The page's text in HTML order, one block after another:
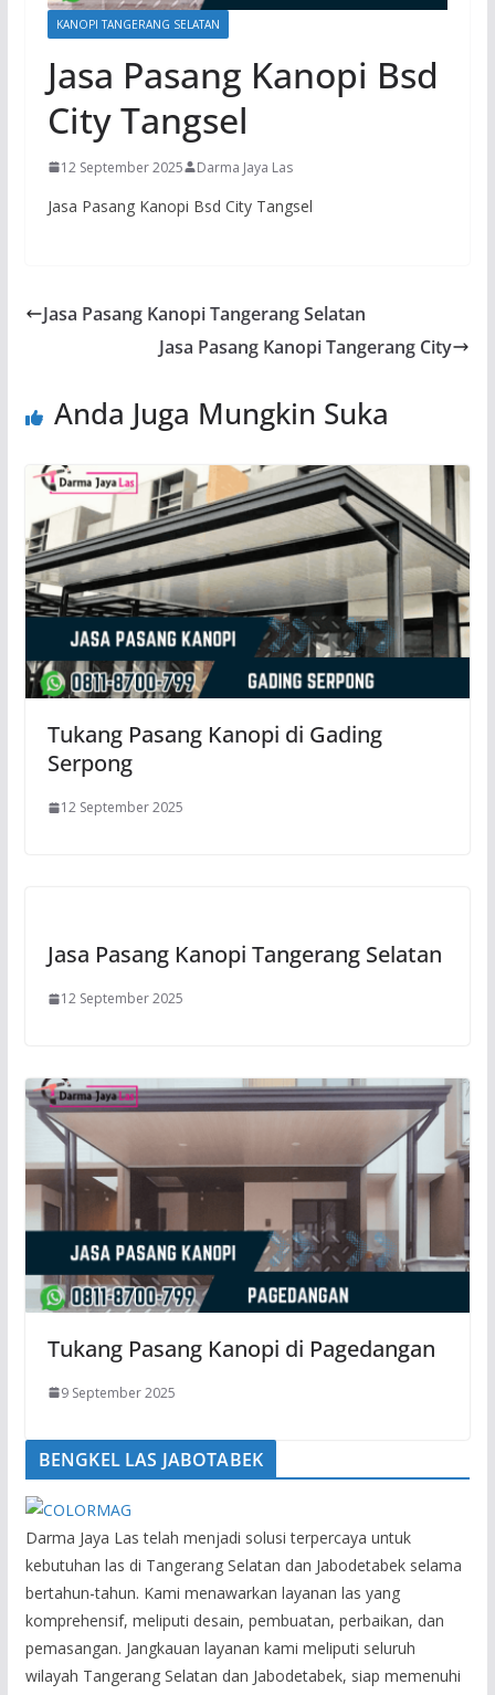
KANOPI TANGERANG SELATAN
Jasa Pasang Kanopi Bsd
City Tangsel
12 September 2025 Darma Jaya Las
Jasa Pasang Kanopi Bsd City Tangsel
Jasa Pasang Kanopi Tangerang Selatan
Jasa Pasang Kanopi Tangerang City
Anda Juga Mungkin Suka
Tukang Pasang Kanopi di Gading
Serpong
12 September 2025
Jasa Pasang Kanopi Tangerang Selatan
12 September 2025
Tukang Pasang Kanopi di Pagedangan
9 September 2025
BENGKEL LAS JABOTABEK
Darma Jaya Las telah menjadi solusi terpercaya untuk
kebutuhan las di Tangerang Selatan dan Jabodetabek selama
bertahun-tahun. Kami menawarkan layanan las yang
komprehensif, meliputi desain, pembuatan, perbaikan, dan
pemasangan. Jangkauan layanan kami meliputi seluruh
wilayah Tangerang Selatan dan Jabodetabek, siap memenuhi